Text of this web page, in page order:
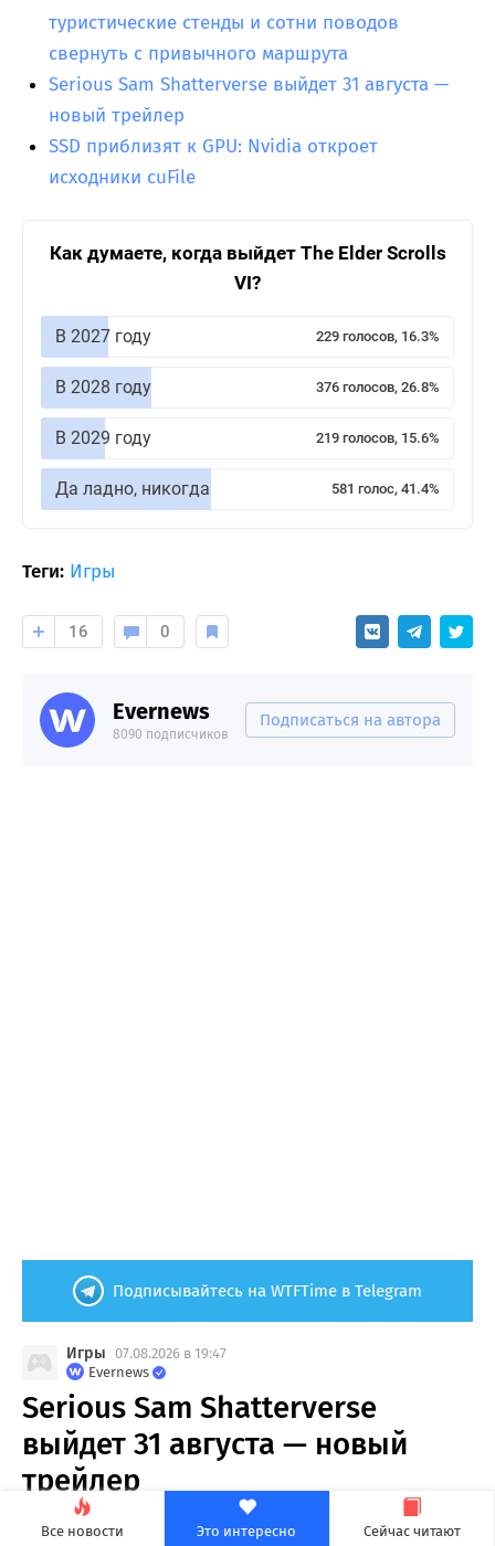
Все новости Это интересно Сейчас читают
туристические стенды и сотни поводов
свернуть с привычного маршрута
Serious Sam Shatterverse выйдет 31 августа —
новый трейлер
SSD приблизят к GPU: Nvidia откроет
исходники cuFile
Как думаете, когда выйдет The Elder Scrolls
VI?
В 2027 году 229 голосов, 16.3%
В 2028 году 376 голосов, 26.8%
В 2029 году 219 голосов, 15.6%
Да ладно, никогда 581 голос, 41.4%
Теги: Игры
16 0
Evernews
8090 подписчиков
Подписаться на автора
Подписывайтесь на WTFTime в Telegram
Игры 07.08.2026 в 19:47
Evernews
Serious Sam Shatterverse
выйдет 31 августа — новый
трейлер
13